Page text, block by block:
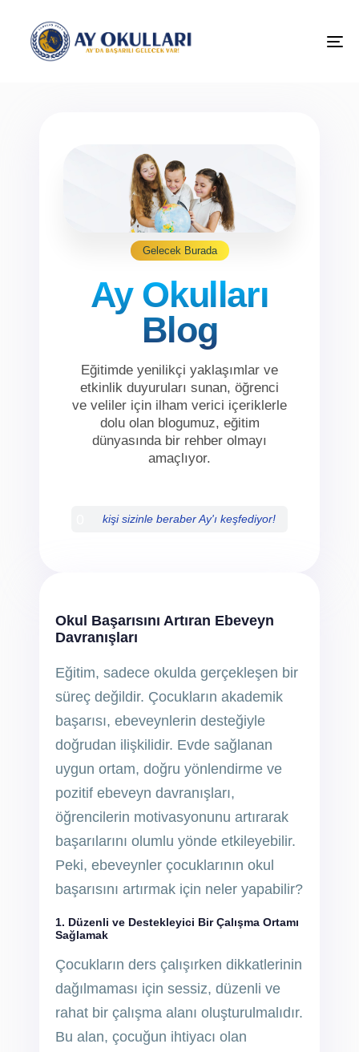
Gelecek Burada
Ay Okulları
Blog
Eğitimde yenilikçi yaklaşımlar ve
etkinlik duyuruları sunan, öğrenci
ve veliler için ilham verici içeriklerle
dolu olan blogumuz, eğitim
dünyasında bir rehber olmayı
amaçlıyor.
kişi sizinle beraber Ay'ı keşfediyor!
Okul Başarısını Artıran Ebeveyn
Davranışları
Eğitim, sadece okulda gerçekleşen bir
süreç değildir. Çocukların akademik
başarısı, ebeveynlerin desteğiyle
doğrudan ilişkilidir. Evde sağlanan
uygun ortam, doğru yönlendirme ve
pozitif ebeveyn davranışları,
öğrencilerin motivasyonunu artırarak
başarılarını olumlu yönde etkileyebilir.
Peki, ebeveynler çocuklarının okul
başarısını artırmak için neler yapabilir?
1. Düzenli ve Destekleyici Bir Çalışma Ortamı
Sağlamak
Çocukların ders çalışırken dikkatlerinin
dağılmaması için sessiz, düzenli ve
rahat bir çalışma alanı oluşturulmalıdır.
Bu alan, çocuğun ihtiyacı olan